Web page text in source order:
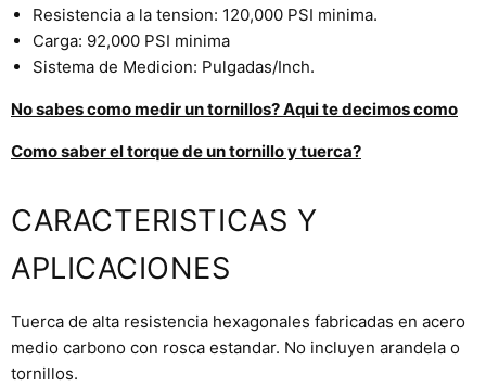
Resistencia a la tension: 120,000 PSI minima.
Carga: 92,000 PSI minima
Sistema de Medicion: Pulgadas/Inch.
No sabes como medir un tornillos? Aqui te decimos como
Como saber el torque de un tornillo y tuerca?
CARACTERISTICAS Y
APLICACIONES
Tuerca de alta resistencia hexagonales fabricadas en acero
medio carbono con rosca estandar. No incluyen arandela o
tornillos.